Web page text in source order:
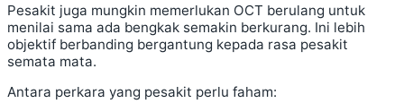
Pesakit juga mungkin memerlukan OCT berulang untuk
menilai sama ada bengkak semakin berkurang. Ini lebih
objektif berbanding bergantung kepada rasa pesakit
semata mata.
Antara perkara yang pesakit perlu faham: